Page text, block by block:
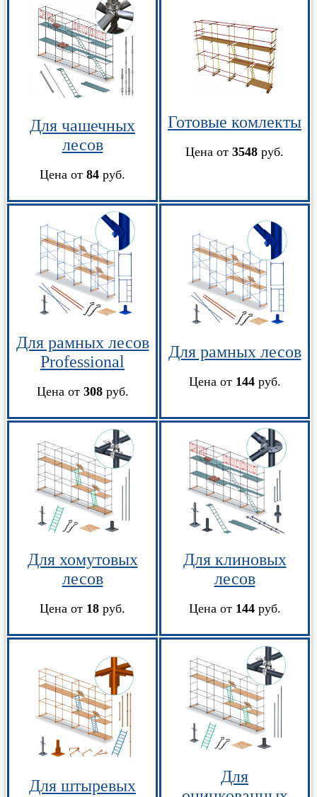
Для чашечных
лесов
Цена от 84 руб.
Готовые комлекты
Цена от 3548 руб.
Для рамных лесов
Professional
Цена от 308руб.
Для рамных лесов
Цена от 144руб.
Для хомутовых
лесов
Цена от 18 руб.
Для клиновых
лесов
Цена от 144руб.
Для штыревых
Для